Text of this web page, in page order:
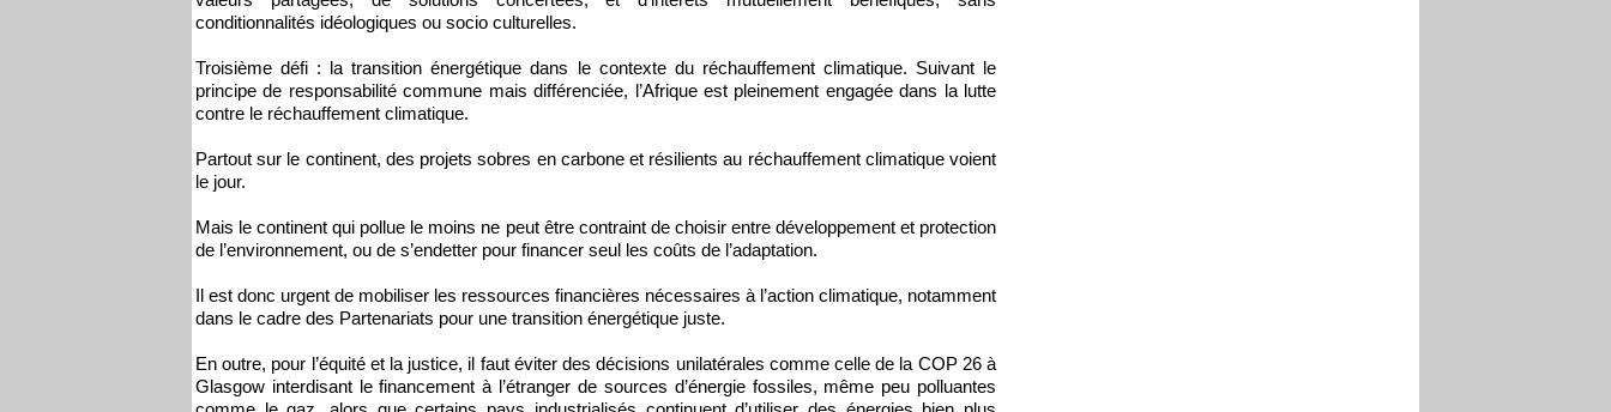
conditionnalités idéologiques ou socio culturelles.
Troisième défi : la transition énergétique dans le contexte du réchauffement climatique. Suivant le
principe de responsabilité commune mais différenciée, l’Afrique est pleinement engagée dans la lutte
contre le réchauffement climatique.
Partout sur le continent, des projets sobres en carbone et résilients au réchauffement climatique voient
le jour.
Mais le continent qui pollue le moins ne peut être contraint de choisir entre développement et protection
de l’environnement, ou de s’endetter pour financer seul les coûts de l’adaptation.
Il est donc urgent de mobiliser les ressources financières nécessaires à l’action climatique, notamment
dans le cadre des Partenariats pour une transition énergétique juste.
En outre, pour l’équité et la justice, il faut éviter des décisions unilatérales comme celle de la COP 26 à
Glasgow interdisant le financement à l’étranger de sources d’énergie fossiles, même peu polluantes